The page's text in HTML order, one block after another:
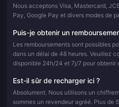
Nous acceptons Visa, Mastercard,
Pay, Google Pay et divers modes de
Puis-je obtenir un
Les remboursements sont possibles
dans un délai de 48 heures. Veuillez
disponible 24h/24 et 7j/7 pour obtenir
Est-il sûr de recharger ici ?
Absolument. Nous utilisons un
sommes un revendeur agréé. Plus